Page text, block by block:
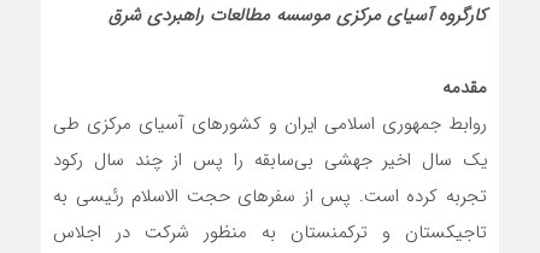
کارگروه آسیای مرکزی موسسه مطالعات راهبردی شرق
مقدمه
روابط جمهوری اسلامی ایران و کشورهای آسیای مرکزی طی
یک سال اخیر جهشی بی‌سابقه را پس از چند سال رکود
تجربه کرده است. پس از سفرهای حجت الاسلام رئیسی به
تاجیکستان و ترکمنستان به منظور شرکت در اجلاس